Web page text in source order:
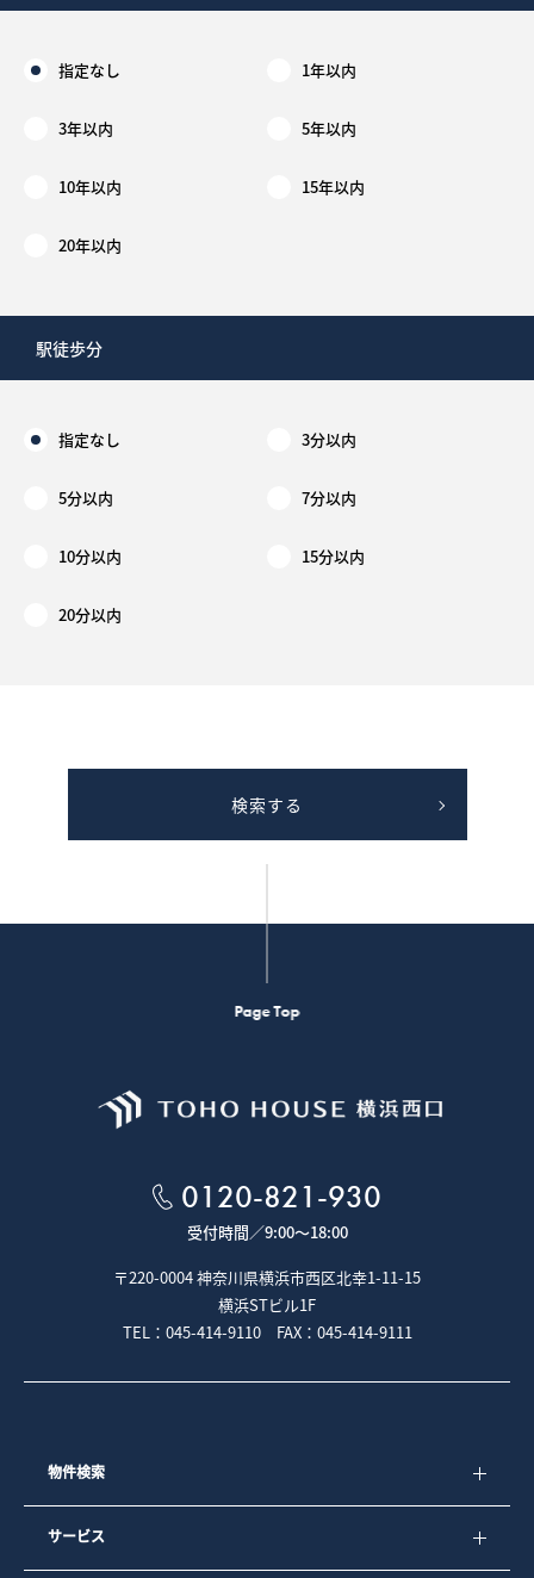
指定なし 1年以内
3年以内 5年以内
10年以内 15年以内
20年以内
駅徒歩分
指定なし 3分以内
5分以内 7分以内
10分以内 15分以内
20分以内
検索する
Page Top
0120-821-930
受付時間／9:00～18:00
〒220-0004 神奈川県横浜市西区北幸1-11-15
横浜STビル1F
TEL：045-414-9110 FAX：045-414-9111
物件検索
サービス